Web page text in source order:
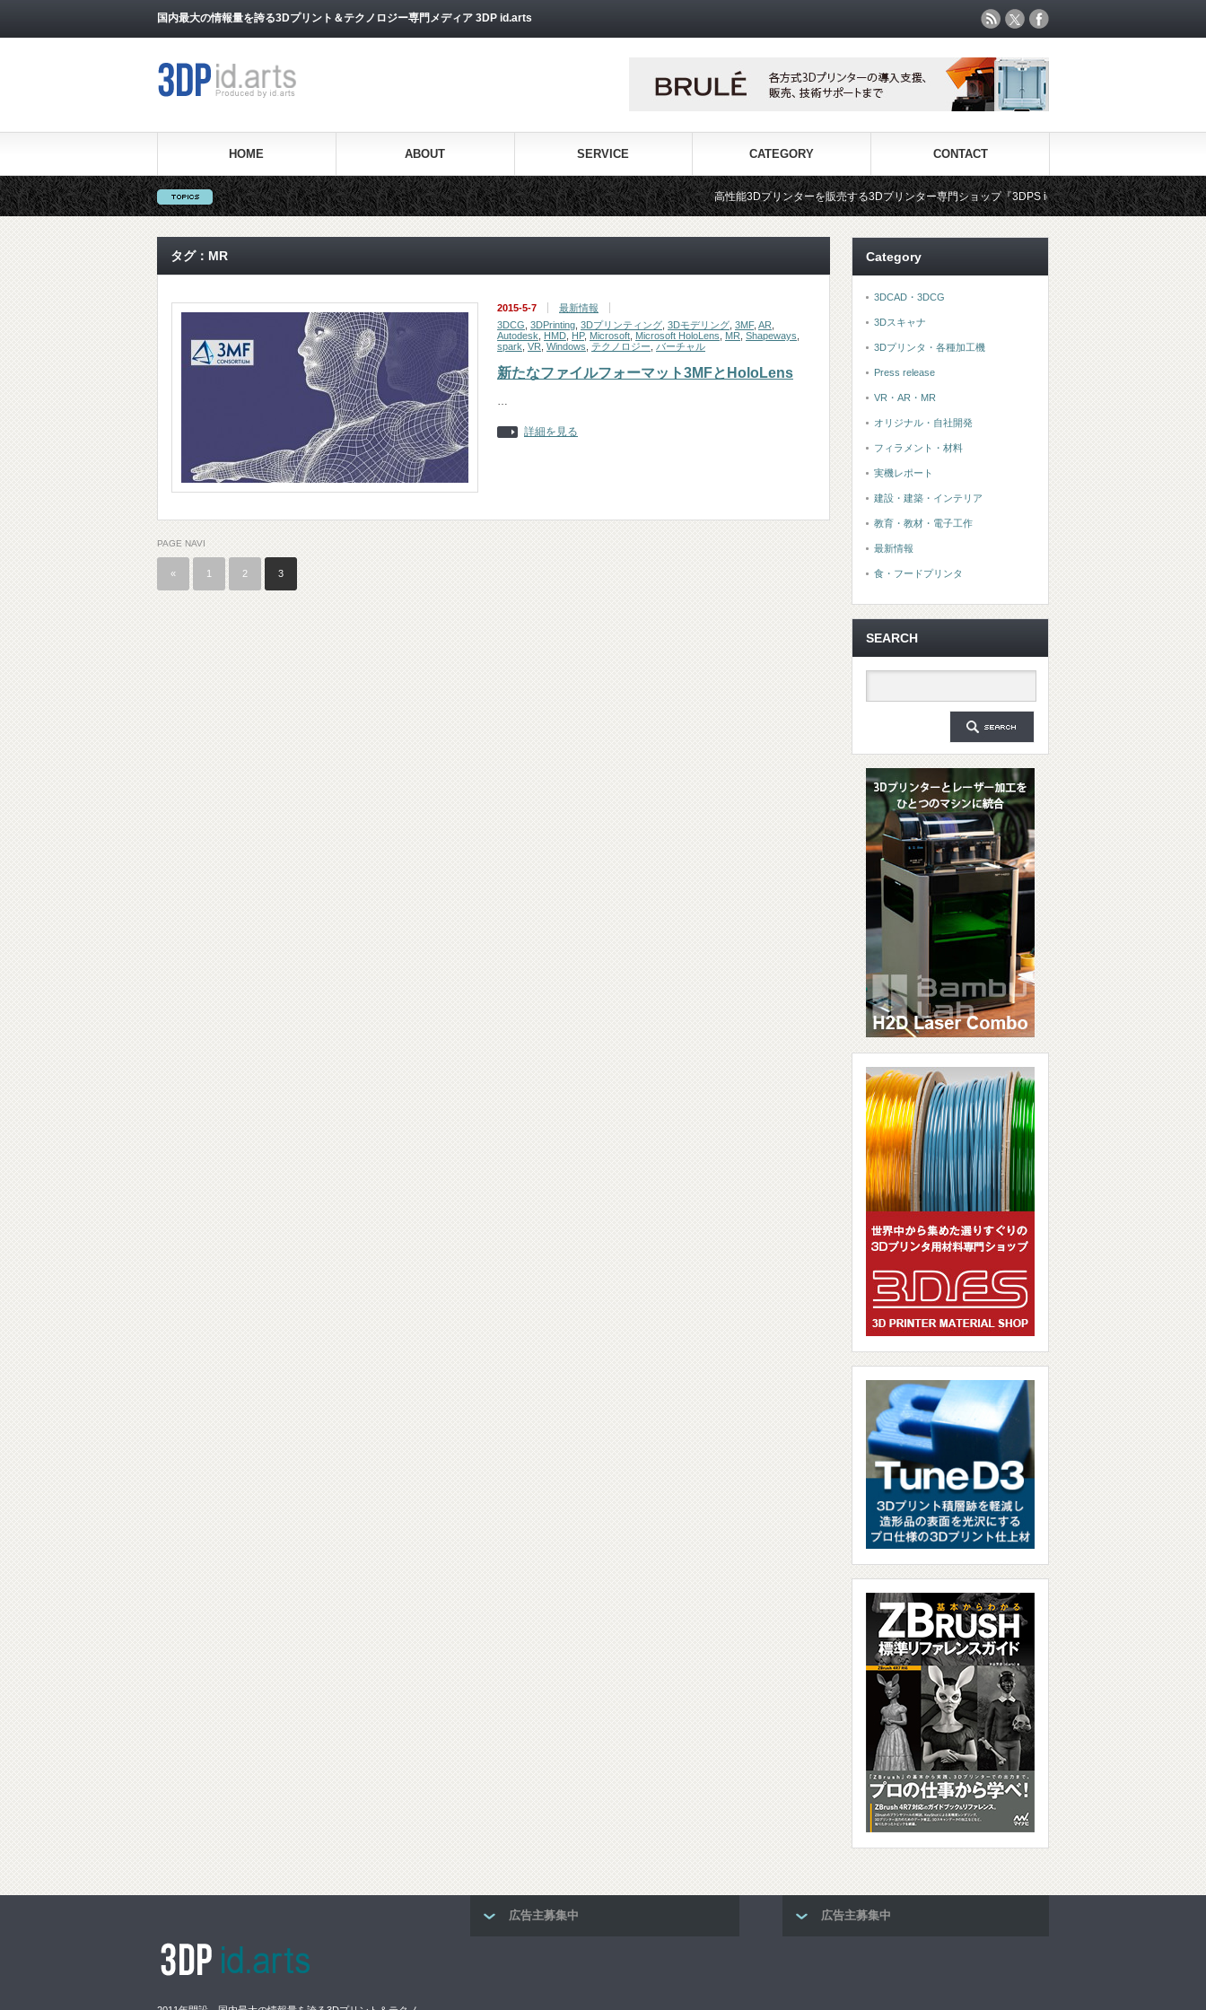
国内最大の情報量を誇る3Dプリント＆テクノロジー専門メディア 3DP id.arts
HOME ABOUT SERVICE CATEGORY CONTACT
高性能3Dプリンターを販売する3Dプリンター専門ショップ『3DPS id.arts』 3Dプリンタ用材
タグ：MR
2015-5-7
最新情報
3DCG 3DPrinting 3Dプリンティング 3Dモデリング 3MF, AR
Autodesk
HMD HP, Microsoft Microsoft HoloLens MR Shapeways
spark VR Windows テクノロジー バーチャル
新たなファイルフォーマット3MFとHoloLens
…
詳細を見る
PAGE NAVI
« 1 2 3
Category
3DCAD・3DCG
3Dスキャナ
3Dプリンタ・各種加工機
Press release
VR・AR・MR
オリジナル・自社開発
フィラメント・材料
実機レポート
建設・建築・インテリア
教育・教材・電子工作
最新情報
食・フードプリンタ
SEARCH
広告主募集中 広告主募集中